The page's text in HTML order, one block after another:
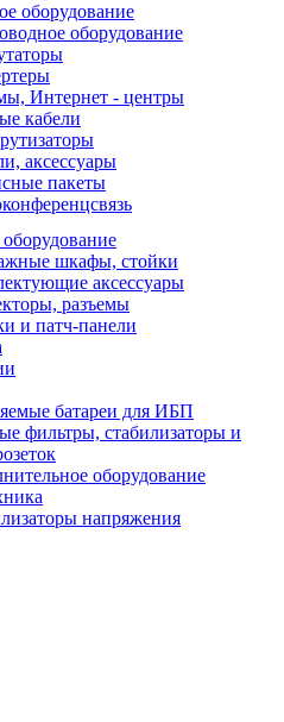
оборудование
оборудование
Интернет - центры
кабели
аксессуары
пакеты
шкафы, стойки
аксессуары
разъемы
и патч-панели
батареи для ИБП
фильтры, стабилизаторы и
оборудование
напряжения